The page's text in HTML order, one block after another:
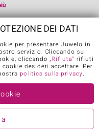
DEI DATI
per presentare Juwelo in
servizio. Cliccando sul
cliccando „Rifiuta“ rifiuti
desideri accettare. Per
politica sulla privacy.